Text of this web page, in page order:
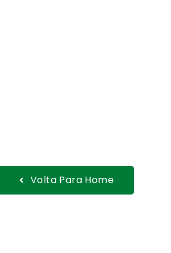
Volta Para Home